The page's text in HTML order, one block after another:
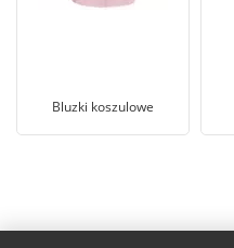
Bluzki koszulowe